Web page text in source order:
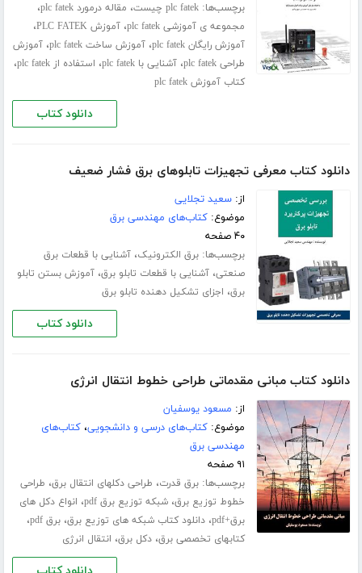
برچسب‌ها:plc fatek چیست ، مقاله درمورد plc fatek ،
مجموعه ی آموزشی plc fatek ،آموزش PLC FATEK ،
آموزش رایگان plc fatek ،آموزش ساخت plc fatek ،آموزش
طراحی plc fatek
،آشنایی با plc fatek ، استفاده از plc fatek ،
کتاب آموزش plc fatek
دانلود کتاب
دانلود کتاب معرفی تجهیزات تابلوهای برق فشار ضعیف
از:سعید تجلایی
موضوع:کتاب‌های مهندسی برق
۴۰ صفحه
برچسب‌ها:برق الکترونیک،آشنایی با قطعات برق
صنعتی،آشنایی با قطعات تابلو برق،آموزش بستن تابلو
برق، اجزای تشکیل دهنده تابلو برق
دانلود کتاب
دانلود کتاب مبانی مقدماتی طراحی خطوط انتقال انرژی
از: مسعود یوسفیان
موضوع:کتاب‌های درسی و دانشجویی،کتاب‌های
مهندسی برق
۹۱ صفحه
برچسب‌ها:برق قدرت، طراحی دکلهای انتقال برق، طراحی
خطوط توزیع برق،شبکه توزیع برق pdf ، انواع دکل های
برق+pdf
،دانلود کتاب شبکه های توزیع برق،برق pdf ،
کتابهای تخصصی برق،دکل برق، انتقال انرژی